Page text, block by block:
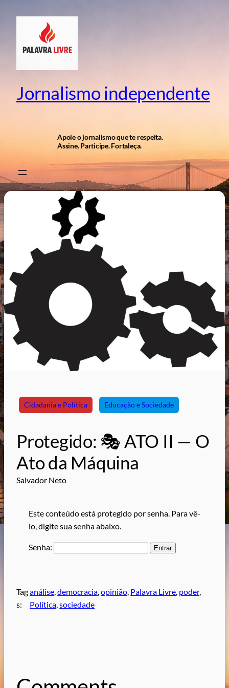
conteúdo
Jornalismo independente
Apoie o jornalismo que te respeita.
Assine. Participe. Fortaleça.
Cidadania e Política Educação e Sociedade
Protegido: 🎭 ATO II — O
Ato da Máquina
Salvador Neto
Este conteúdo está protegido por senha. Para vê-
lo, digite sua senha abaixo.
Senha:
Tag
s:
análise , democracia , opinião Palavra Livre poder
Política , sociedade